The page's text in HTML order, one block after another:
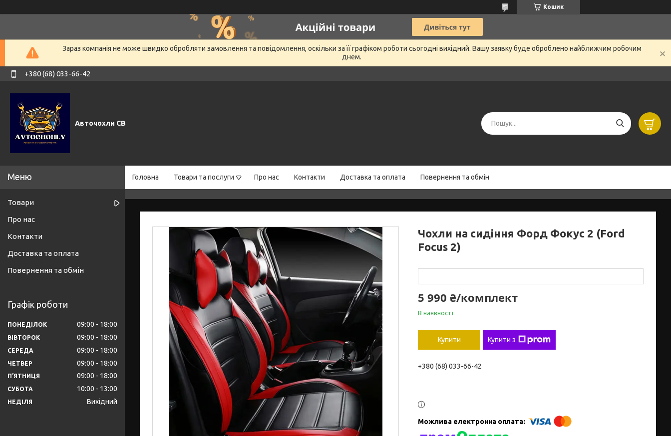
Кошик
Зараз компанія не може швидко обробляти замовлення та повідомлення, оскільки за її графіком роботи сьогодні вихідний. Вашу заявку буде оброблено найближчим робочим
днем.
+380 (68) 033-66-42
Авточохли СВ
Головна Товари та послуги Про нас Контакти Доставка та оплата Повернення та обмін
Чохли на сидіння Форд Фокус 2 (Ford
Focus 2)
5 990 ₴/комплект
В наявності
Купити Купити з
+380 (68) 033-66-42
Товари
Про нас
Контакти
Доставка та оплата
Повернення та обмін
Графік роботи
ПОНЕДІЛОК 09:00 18:00
ВІВТОРОК 09:00 18:00
СЕРЕДА 09:00 18:00
ЧЕТВЕР 09:00 18:00
ПʼЯТНИЦЯ 09:00 18:00
СУБОТА 10:00 13:00
НЕДІЛЯ Вихідний